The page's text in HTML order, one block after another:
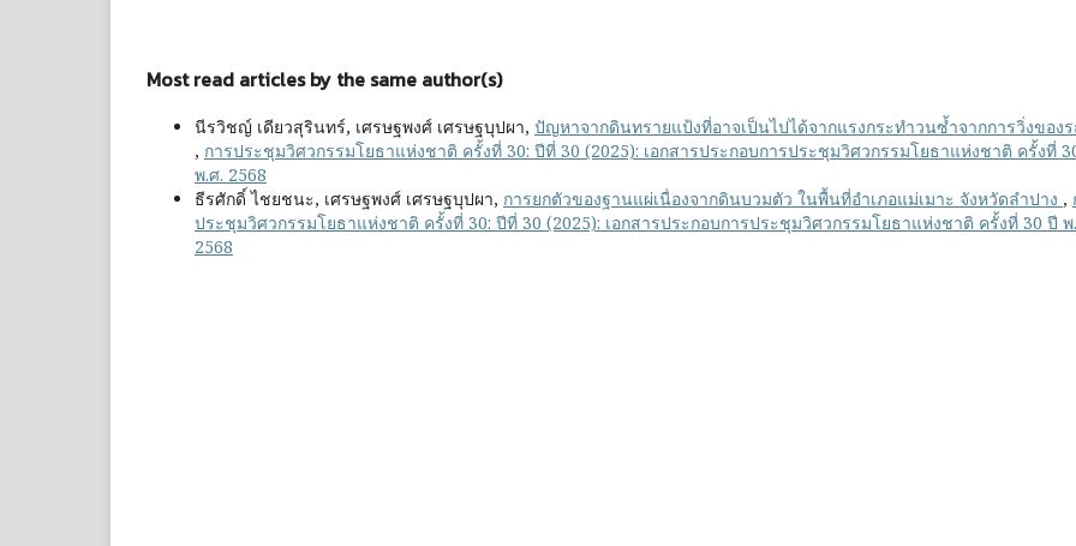
Most read articles by the same author(s)
นีรวิชญ์ เดียวสุรินทร์, เศรษฐพงศ์ เศรษฐบุปผา, ปัญหาจากดินทรายแป้งที่อาจเป็นไปได้จากแรงกระทำวนซ้ำจากการวิ่งของ
, การประชุมวิศวกรรมโยธาแห่งชาติ ครั้งที่ 30: ปีที่ 30 (2025): เอกสารประกอบการประชุมวิศวกรรมโยธาแห่งชาติ ครั้งที่
พ.ศ. 2568
ธีรศักดิ์ ไชยชนะ, เศรษฐพงศ์ เศรษฐบุปผา, การยกตัวของฐานแผ่เนื่องจากดินบวมตัว ในพื้นที่อำเภอแม่เมาะ จังหวัดลำปาง ,
ประชุมวิศวกรรมโยธาแห่งชาติ ครั้งที่ 30: ปีที่ 30 (2025): เอกสารประกอบการประชุมวิศวกรรมโยธาแห่งชาติ ครั้งที่ 30 ปี พ
2568